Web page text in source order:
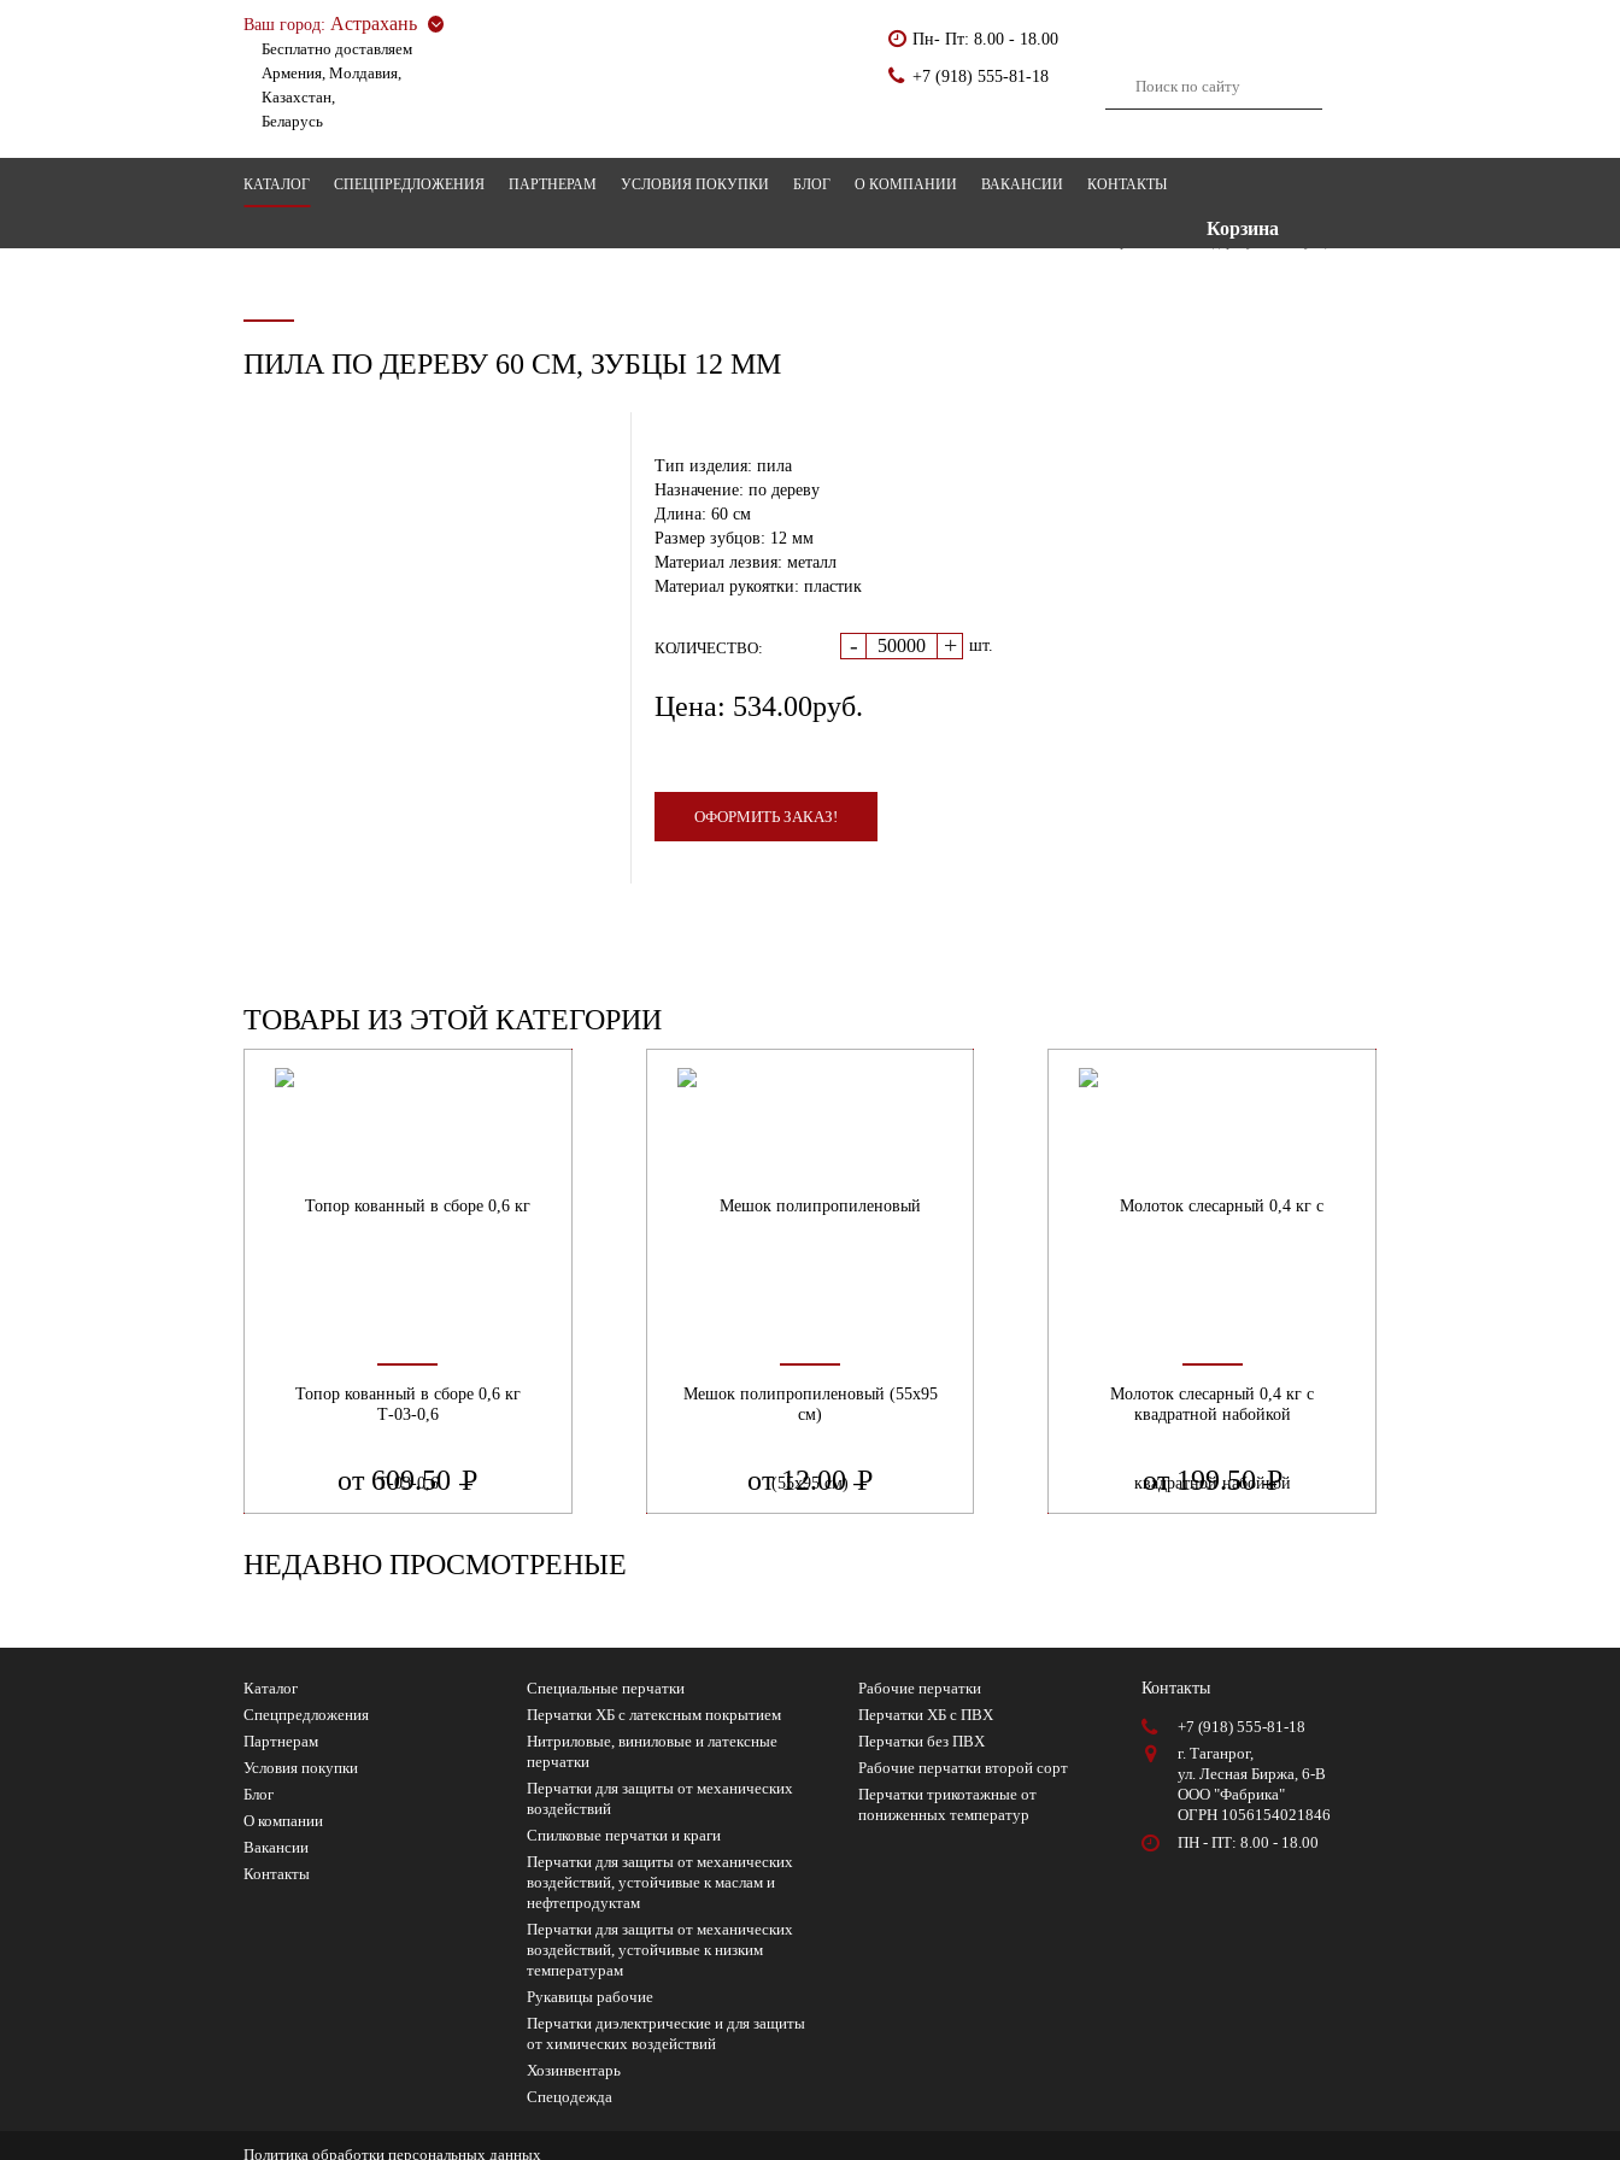
Ваш город: Астрахань
Бесплатно доставляем
Армения, Молдавия,
Казахстан,
Беларусь
Пн- Пт: 8.00 - 18.00
+7 (918) 555-81-18
КАТАЛОГ СПЕЦПРЕДЛОЖЕНИЯ ПАРТНЕРАМ УСЛОВИЯ ПОКУПКИ БЛОГ О КОМПАНИИ ВАКАНСИИ КОНТАКТЫ
Корзина
Пила по дереву 60 см, зубцы 12 мм
ПИЛА ПО ДЕРЕВУ 60 СМ, ЗУБЦЫ 12 ММ
Тип изделия: пила
Назначение: по дереву
Длина: 60 см
Размер зубцов: 12 мм
Материал лезвия: металл
Материал рукоятки: пластик
КОЛИЧЕСТВО: - + шт.
Цена: 534.00руб.
ОФОРМИТЬ ЗАКАЗ!
ТОВАРЫ ИЗ ЭТОЙ КАТЕГОРИИ
Топор кованный в сборе 0,6 кг
Т-03-0,6
от 609.50 Р
УБ.
Мешок полипропиленовый (55х95
см)
от 12.00 Р
УБ.
Молоток слесарный 0,4 кг с
квадратной набойкой
от 199.50Р
УБ.
НЕДАВНО ПРОСМОТРЕНЫЕ
Каталог
Спецпредложения
Партнерам
Условия покупки
Блог
О компании
Вакансии
Контакты
Специальные перчатки
Перчатки ХБ с латексным покрытием
Нитриловые, виниловые и латексные
перчатки
Перчатки для защиты от механических
воздействий
Cпилковые перчатки и краги
Перчатки для защиты от механических
воздействий, устойчивые к маслам и
нефтепродуктам
Перчатки для защиты от механических
воздействий, устойчивые к низким
температурам
Рукавицы рабочие
Перчатки диэлектрические и для защиты
от химических воздействий
Хозинвентарь
Спецодежда
Рабочие перчатки
Перчатки ХБ с ПВХ
Перчатки без ПВХ
Рабочие перчатки второй сорт
Перчатки трикотажные от
пониженных температур
Контакты
+7 (918) 555-81-18
г. Таганрог,
ул. Лесная Биржа, 6-В
ООО "Фабрика"
ОГРН 1056154021846
ПН - ПТ: 8.00 - 18.00
Политика обработки персональных данных